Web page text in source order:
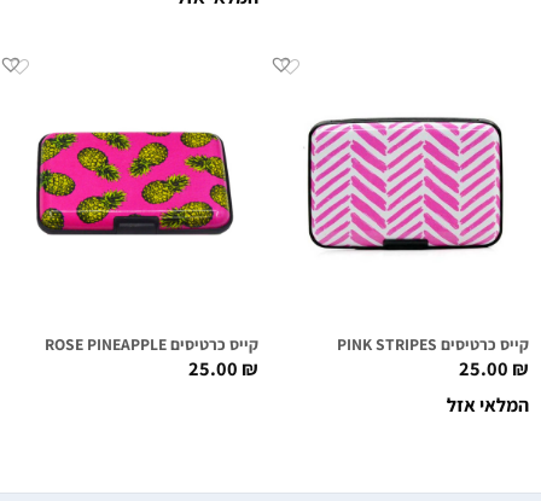
קייס כרטיסים PINK STRIPES
25.00₪
המלאי אזל
קייס כרטיסים ROSE PINEAPPLE
25.00₪